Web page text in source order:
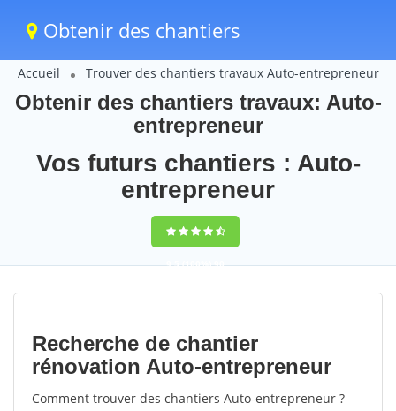
Obtenir des chantiers
Accueil Trouver des chantiers travaux Auto-entrepreneur
Obtenir des chantiers travaux: Auto-
entrepreneur
Vos futurs chantiers : Auto-
entrepreneur
9,5(100%)90
votes
Recherche de chantier
rénovation Auto-entrepreneur
Comment trouver des chantiers Auto-entrepreneur ?